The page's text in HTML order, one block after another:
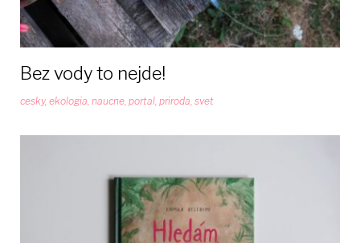
Bez vody to nejde!
cesky, ekologia, naucne, portal, priroda, svet